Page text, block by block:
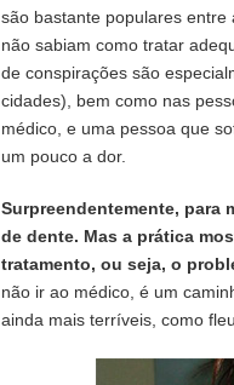
são bastante populares
não sabiam como tratar
de conspirações são
cidades), bem como nas
médico, e uma pessoa que
um pouco a dor.
Surpreendentemente, para
de dente. Mas a prática
tratamento, ou seja, o
não ir ao médico, é um
ainda mais terríveis, como